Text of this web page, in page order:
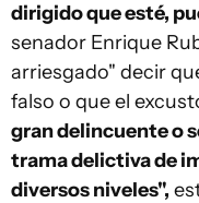
dirigido que esté,
senador Enrique
arriesgado" decir
falso o que el
gran delincuente o
trama delictiva de
diversos niveles",